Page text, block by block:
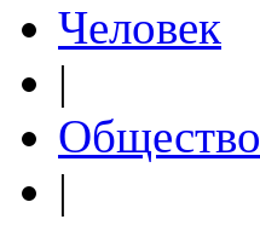
Человек
|
Общество
|